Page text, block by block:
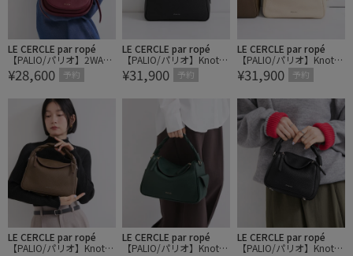
LE CERCLE par ropé
【PALIO/パリオ】2WAY
ハーフムーンショルダー
バッグ
¥28,600 予約
LE CERCLE par ropé
【PALIO/パリオ】Knotta
2Wayハンドバッグ
¥31,900 予約
LE CERCLE par ropé
【PALIO/パリオ】Knotta
2Wayハンドバッグ
¥31,900 予約
LE CERCLE par ropé
【PALIO/パリオ】Knotta
LE CERCLE par ropé
【PALIO/パリオ】Knotta
LE CERCLE par ropé
【PALIO/パリオ】Knotta